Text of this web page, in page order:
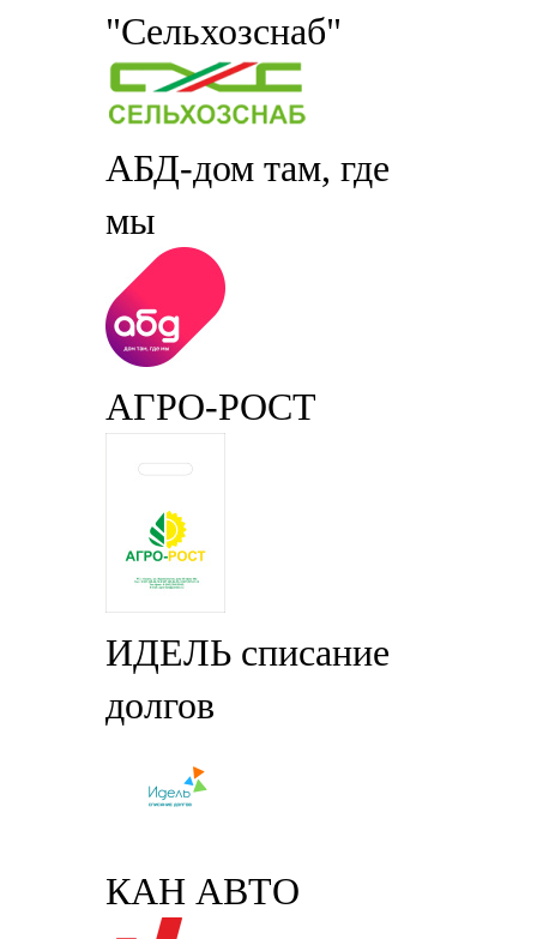
"Сельхозснаб"
АБД-дом там, где
мы
АГРО-РОСТ
ИДЕЛЬ списание
долгов
КАН АВТО